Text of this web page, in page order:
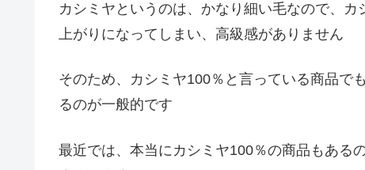
カシミヤというのは、かなり細い毛なので、
上がりになってしまい、高級感がありません
そのため、カシミヤ100％と言っている商品で
るのが一般的です
最近では、本当にカシミヤ100％の商品もある